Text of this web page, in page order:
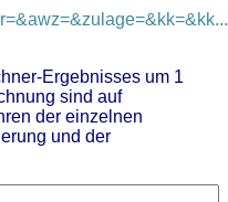
Ergebnisses um 1
sind auf
der einzelnen
und der